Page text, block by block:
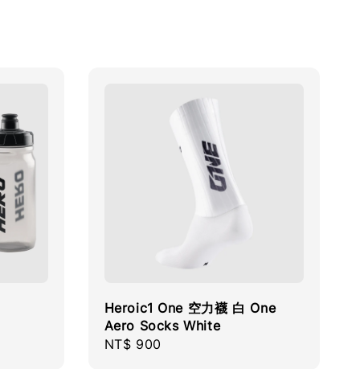
Heroic1 One 空力襪 白 One
Aero Socks White
Regular
NT$ 900